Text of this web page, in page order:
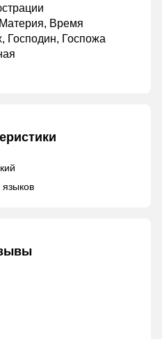
Время
Господин, Госпожа
языков